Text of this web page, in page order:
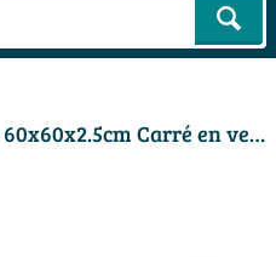
Sanicare Q-mirrors miroir 60x60x2.5cm Carré en verre